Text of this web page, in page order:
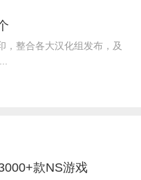
，整合各大汉化组发布，及
款NS游戏